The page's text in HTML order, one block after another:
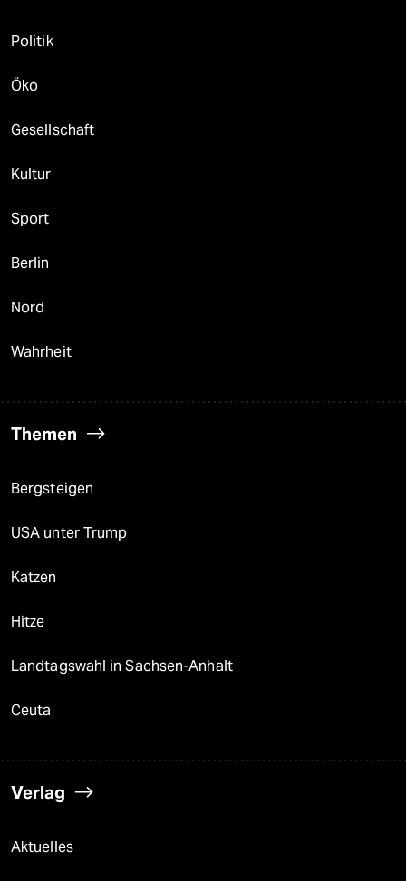
Politik
Öko
Gesellschaft
Kultur
Sport
Berlin
Nord
Wahrheit
Themen
Bergsteigen
USA unter Trump
Katzen
Hitze
Landtagswahl in Sachsen-Anhalt
Ceuta
Verlag
Aktuelles